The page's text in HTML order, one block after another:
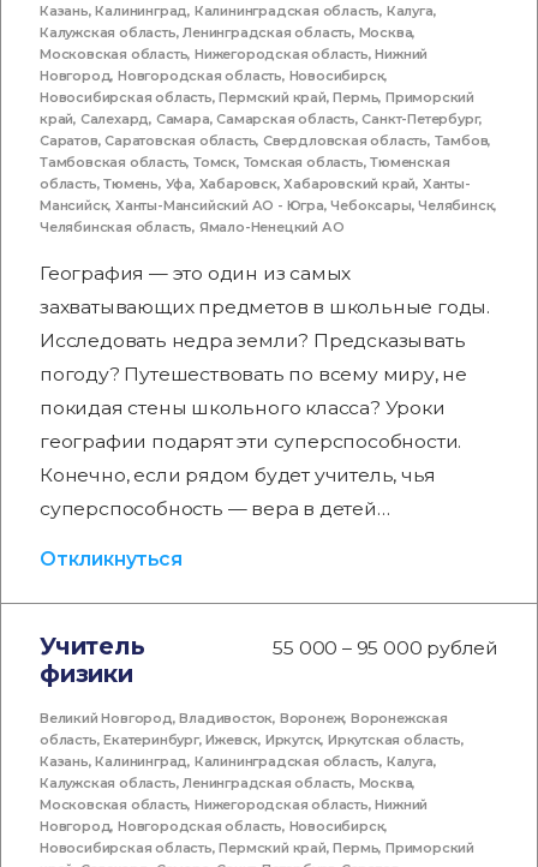
Казань,Калининград, Калининградская область, Калуга,
Калужская область,Ленинградская область, Москва,
Московская область,Нижегородская область,Нижний
Новгород,Новгородская область, Новосибирск,
Новосибирская область,Пермский край,Пермь,Приморский
край, Салехард, Самара,Самарская область,Санкт-Петербург,
Саратов,Саратовская область,Свердловская область, Тамбов,
Тамбовская область,Томск, Томская область,Тюменская
область,Тюмень, Уфа, Хабаровск,Хабаровский край, Ханты-
Мансийск,Ханты-Мансийский АО - Югра,Чебоксары,Челябинск,
Челябинская область, Ямало-Ненецкий АО
География — это один из самых
захватывающих предметов в школьные годы.
Исследовать недра земли? Предсказывать
погоду? Путешествовать по всему миру, не
покидая стены школьного класса? Уроки
географии подарят эти суперспособности.
Конечно, если рядом будет учитель, чья
суперспособность — вера в детей…
Откликнуться
Учитель
физики
55 000 – 95 000 рублей
Великий Новгород,Владивосток, Воронеж,Воронежская
область,Екатеринбург,Ижевск, Иркутск,Иркутская область,
Казань,Калининград, Калининградская область, Калуга,
Калужская область,Ленинградская область, Москва,
Московская область,Нижегородская область,Нижний
Новгород,Новгородская область, Новосибирск,
Новосибирская область,Пермский край,Пермь,Приморский